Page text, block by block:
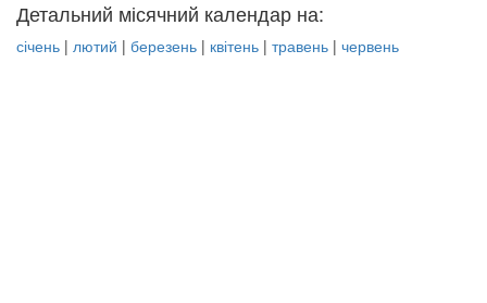
Детальний місячний календар на:
січень | лютий | березень | квітень | травень | червень